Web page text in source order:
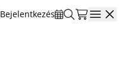
Bejelentkezés